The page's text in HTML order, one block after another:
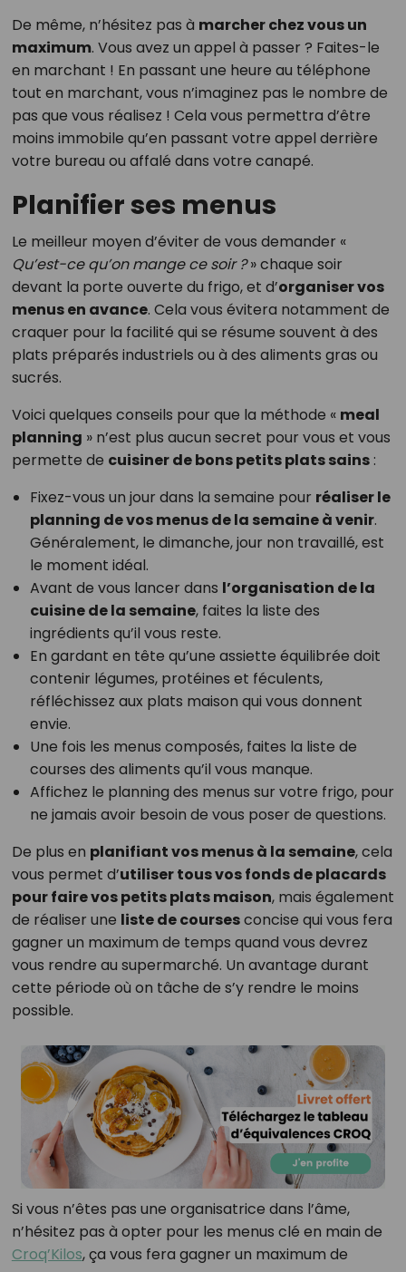
De même, n’hésitez pas à marcher chez vous un
maximum. Vous avez un appel à passer ? Faites-le
en marchant ! En passant une heure au téléphone
tout en marchant, vous n’imaginez pas le nombre de
pas que vous réalisez ! Cela vous permettra d’être
moins immobile qu’en passant votre appel derrière
votre bureau ou affalé dans votre canapé.
Planifier ses menus
Le meilleur moyen d’éviter de vous demander «
Qu’est-ce qu’on mange ce soir ?» chaque soir
devant la porte ouverte du frigo, et d’organiser vos
menus en avance. Cela vous évitera notamment de
craquer pour la facilité qui se résume souvent à des
plats préparés industriels ou à des aliments gras ou
sucrés.
Voici quelques conseils pour que la méthode « meal
planning » n’est plus aucun secret pour vous et vous
permette de cuisiner de bons petits plats sains:
Fixez-vous un jour dans la semaine pour réaliser le
planning de vos menus de la semaine à venir.
Généralement, le dimanche, jour non travaillé, est
le moment idéal.
Avant de vous lancer dans l’organisation de la
cuisine de la semaine, faites la liste des
ingrédients qu’il vous reste.
En gardant en tête qu’une assiette équilibrée doit
contenir légumes, protéines et féculents,
réfléchissez aux plats maison qui vous donnent
envie.
Une fois les menus composés, faites la liste de
courses des aliments qu’il vous manque.
Affichez le planning des menus sur votre frigo, pour
ne jamais avoir besoin de vous poser de questions.
De plus en planifiant vos menus à la semaine, cela
vous permet d’utiliser tous vos fonds de placards
pour faire vos petits plats maison, mais également
de réaliser une liste de coursesconcise qui vous fera
gagner un maximum de temps quand vous devrez
vous rendre au supermarché. Un avantage durant
cette période où on tâche de s’y rendre le moins
possible.
Si vous n’êtes pas une organisatrice dans l’âme,
n’hésitez pas à opter pour les menus clé en main de
Croq’Kilos, ça vous fera gagner un maximum de